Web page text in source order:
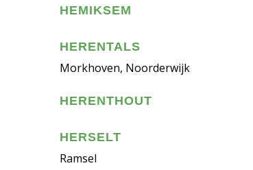
HEMIKSEM
HERENTALS
Morkhoven, Noorderwijk
HERENTHOUT
HERSELT
Ramsel